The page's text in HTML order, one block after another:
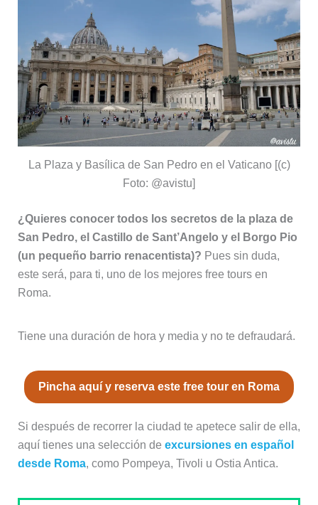
La Plaza y Basílica de San Pedro en el Vaticano [(c)
Foto: @avistu]
¿Quieres conocer todos los secretos de la plaza de
San Pedro, el Castillo de Sant’Angelo y el Borgo Pio
(un pequeño barrio renacentista)? Pues sin duda,
este será, para ti, uno de los mejores free tours en
Roma.
Tiene una duración de hora y media y no te defraudará.
Pincha aquí y reserva este free tour en Roma
Si después de recorrer la ciudad te apetece salir de ella,
aquí tienes una selección de excursiones en español
desde Roma, como Pompeya, Tivoli u Ostia Antica.